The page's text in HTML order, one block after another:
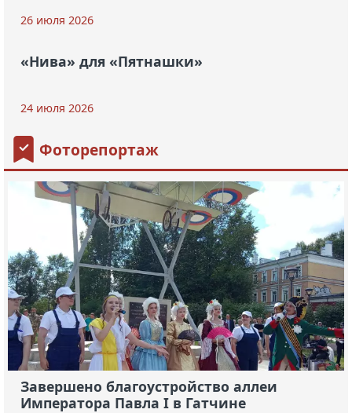
26 июля 2026
«Нива» для «Пятнашки»
24 июля 2026
Фоторепортаж
Завершено благоустройство аллеи
Императора Павла I в Гатчине